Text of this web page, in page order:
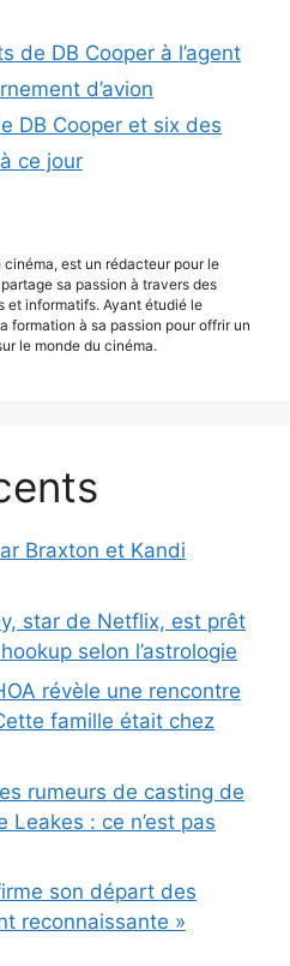
de DB Cooper à l’agent
d’avion
DB Cooper et six des
ce jour
cinéma, est un rédacteur pour le
sa passion à travers des
et informatifs. Ayant étudié le
formation à sa passion pour offrir un
le monde du cinéma.
Braxton et Kandi
star de Netflix, est prêt
selon l’astrologie
révèle une rencontre
famille était chez
rumeurs de casting de
Leakes : ce n’est pas
son départ des
reconnaissante »